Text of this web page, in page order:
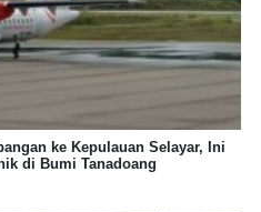
ke Kepulauan Selayar, Ini
di Bumi Tanadoang